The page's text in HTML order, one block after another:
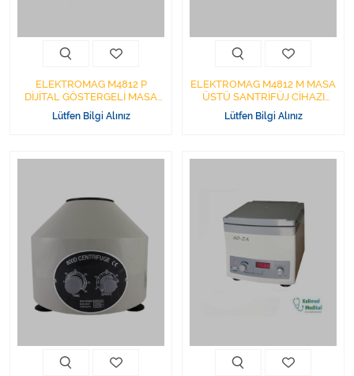
Tüm Kategorileri Gör
ELEKTROMAG M4812 P
DİJİTAL GÖSTERGELİ MASA
ÜSTÜ SANTRİFÜJ CİHAZI
12*15 ML AÇILI ROTOR
Lütfen Bilgi Alınız
ELEKTROMAG M4812 M MASA
ÜSTÜ SANTRİFÜJ CİHAZI
12*15 ML AÇILI ROTOR
KÖMÜRLÜ MOTOR
Lütfen Bilgi Alınız